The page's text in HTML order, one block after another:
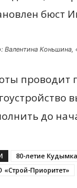
бюст
Валентина Коньшина,
проводит
до
80-летие
Приоритет»